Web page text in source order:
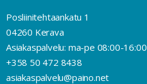
Posliinitehtaankatu 1
04260 Kerava
Asiakaspalvelu: ma-pe 08:00-16:00
+358 50 472 8438
asiakaspalvelu@paino.net